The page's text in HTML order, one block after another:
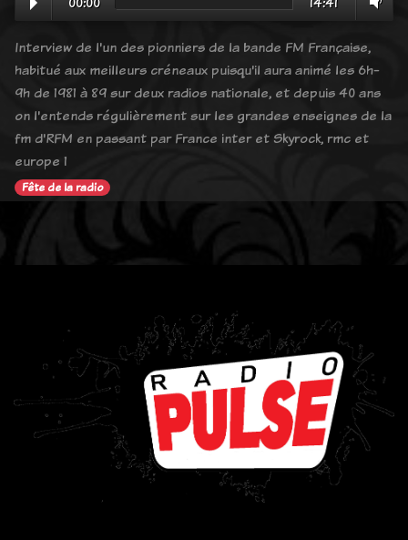
Interview de l'un des pionniers de la bande FM Française,
habitué aux meilleurs créneaux puisqu'il aura animé les 6h-
9h de 1981 à 89 sur deux radios nationale, et depuis 40 ans
on l'entends régulièrement sur les grandes enseignes de la
fm d'RFM en passant par France inter et Skyrock, rmc et
europe 1
Fête de la radio